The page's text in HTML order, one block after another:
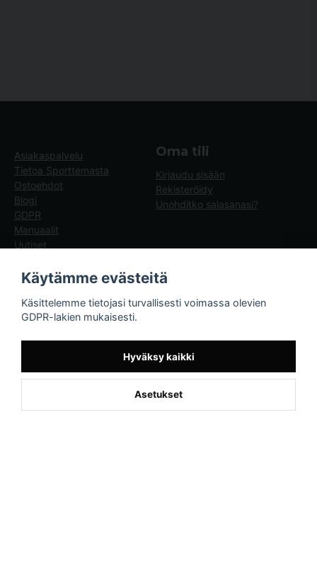
Asiakaspalvelu
Tietoa Sporttemasta
Ostoehdot
Blogi
GDPR
Manuaalit
Uutiset
Oma tili
Kirjaudu sisään
Rekisteröidy
Unohditko salasanasi?
Sporttema
Drottninggatan 47
Käytämme evästeitä
Käsittelemme tietojasi turvallisesti voimassa olevien
GDPR-lakien mukaisesti.
Hyväksy kaikki
Asetukset